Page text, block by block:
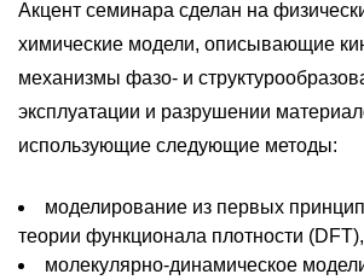
Акцент семинара сделан на
химические модели, описывающие
механизмы фазо- и
эксплуатации и разрушении
использующие следующие методы:
моделирование из первых
теории функционала плотности (DFT),
молекулярно-динамическое